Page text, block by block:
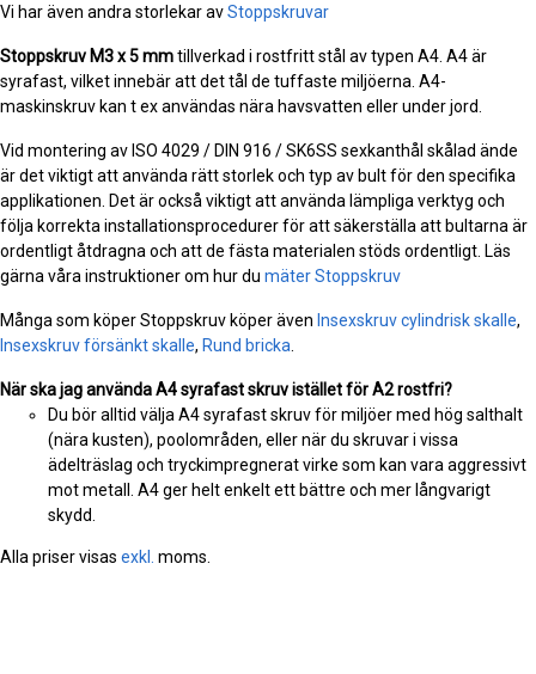
Vi har även andra storlekar avStoppskruvar
Stoppskruv M3 x 5 mmtillverkad i rostfritt stål av typen A4. A4 är
syrafast, vilket innebär att det tål de tuffaste miljöerna. A4-
maskinskruv kan t ex användas nära havsvatten eller under jord.
Vid montering av ISO 4029 / DIN 916 / SK6SS sexkanthål skålad ände
är det viktigt att använda rätt storlek och typ av bult för den specifika
applikationen. Det är också viktigt att använda lämpliga verktyg och
följa korrekta installationsprocedurer för att säkerställa att bultarna är
ordentligt åtdragna och att de fästa materialen stöds ordentligt. Läs
gärna våra instruktioner om hur du mäter Stoppskruv
Många som köper Stoppskruv köper även Insexskruv cylindrisk skalle,
Insexskruv försänkt skalle, Rund bricka
När ska jag använda A4 syrafast skruv istället för A2 rostfri?
Du bör alltid välja A4 syrafast skruv för miljöer med hög salthalt
(nära kusten), poolområden, eller när du skruvar i vissa
ädelträslag och tryckimpregnerat virke som kan vara aggressivt
mot metall. A4 ger helt enkelt ett bättre och mer långvarigt
skydd.
Alla priser visas exkl. moms.